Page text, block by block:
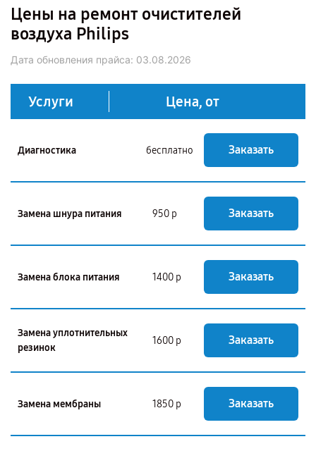
Цены на ремонт очистителей
воздуха Philips
Дата обновления прайса: 03.08.2026
Услуги Цена, от
Диагностика бесплатно Заказать
Замена шнура питания 950 р Заказать
Замена блока питания 1400 р Заказать
Замена уплотнительных
резинок
1600 р Заказать
Замена мембраны 1850 р Заказать